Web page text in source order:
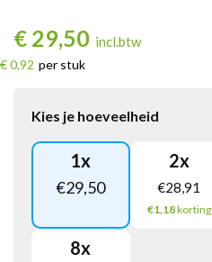
€ 29,50 incl.btw
€ 0,92 per stuk
Kies je hoeveelheid
1x
€29,50
2x
€28,91
€1,18korting
8x